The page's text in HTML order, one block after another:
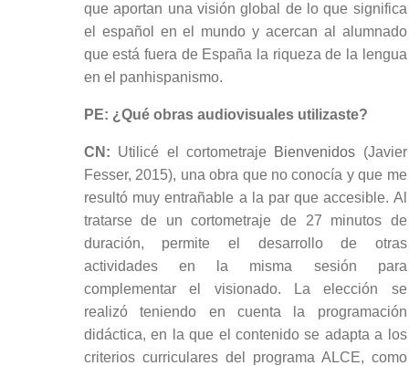
que aportan una visión global de lo que significa
el español en el mundo y acercan al alumnado
que está fuera de España la riqueza de la lengua
en el panhispanismo.
PE: ¿Qué obras audiovisuales utilizaste?
CN: Utilicé el cortometraje Bienvenidos (Javier
Fesser, 2015), una obra que no conocía y que me
resultó muy entrañable a la par que accesible. Al
tratarse de un cortometraje de 27 minutos de
duración, permite el desarrollo de otras
actividades en la misma sesión para
complementar el visionado. La elección se
realizó teniendo en cuenta la programación
didáctica, en la que el contenido se adapta a los
criterios curriculares del programa ALCE, como